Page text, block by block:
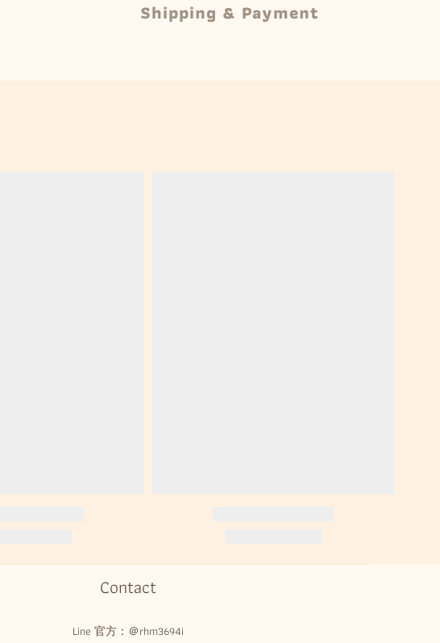
Shipping & Payment
Contact
Line 官方： ＠rhm3694i